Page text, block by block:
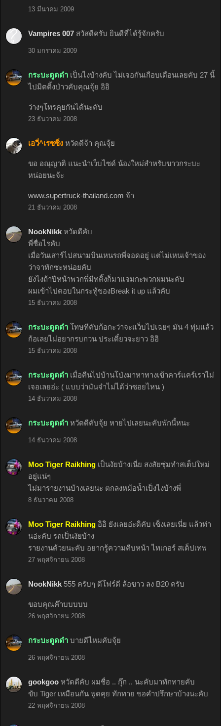
13 มีนาคม 2009
Vampires 007 สวัสดีครับ ยินดีที่ได้รู้จักครับ
30 มกราคม 2009
กระบะตูดดำ เป็นไงบ้างคับ ไม่เจอกันเกือบเดือนเลยคับ 27 นี้
ไปมิตติ้งป่าวคับคุณจุ้ย อิอิ
ว่างๆโทรคุยกันได้นะคับ
23 ธันวาคม 2008
เอวี่^เรซซิ่ง หวัดดีจ้า คุณจุ้ย
ขอ อณุญาติ แนะนำเว็บไซด์ น้องใหม่สำหรับขาวกระบะ
หน่อยนะจ้ะ
www.supertruck-thailand.com จ้า
21 ธันวาคม 2008
NookNikk หวัดดีคับ
พี่ชื่อไรคับ
เมื่อวันเสาร์ไปสนามบินเหนรถพี่จอดอยู่ แต่ไม่เหนเจ้าของ
ว่าจาทักซะหน่อยคับ
ยังไงถ้าปีหน้าพวกพี่มีทติ้งก็มาแจมกะพวกผมนะคับ
ผมเข้าไปตอบในกระทู้ของBreak it up แล้วคับ
15 ธันวาคม 2008
กระบะตูดดำ โทษทีคับก้อกะว่าจะแว็บไปเฉยๆ มัน 4 ทุ่มแล้ว
ก้อเลยไม่อยากรบกวน ประเดี๋ยวจะยาว อิอิ
15 ธันวาคม 2008
กระบะตูดดำ เมื่อคืนไปบ้านโป่งมาหาทางเข้าคาร์แคร์เราไม่
เจอเลยอ่ะ ( แบบว่ามันจําไม่ได้ว่าซอยไหน )
14 ธันวาคม 2008
กระบะตูดดำ หวัดดีคับจุ้ย หายไปเลยนะคับพักนี้หนะ
14 ธันวาคม 2008
Moo Tiger Raikhing เป็นงัยบ้างเนี่ย สงสัยซุ่มทำสเต็ปใหม่
อยู่แน่ๆ
ไม่มารายงานบ้างเลยนะ ตกลงหม้อน้ำเป็งไงบ้างพี่
8 ธันวาคม 2008
Moo Tiger Raikhing อิอิ ยังเลยอ่ะดิคับ เซ็งเลยเนี่ย แล้วท่า
นอ่ะคับ รถเป็นงัยบ้าง
รายงานด้วยนะคับ อยากรู้ความคืบหน้า ไทเกอร์ สเต็ปเทพ
27 พฤศจิกายน 2008
NookNikk 555 ครับๆ ดีโฟร์ดี ล้อขาว ลง B20 ครับ
ขอบคุณค๊าบบบบบ
26 พฤศจิกายน 2008
กระบะตูดดำ บายดีไหมคับจุ้ย
26 พฤศจิกายน 2008
gookgoo หวัดดีคับ ผมชื่อ .. กุ๊ก .. นะคับมาทักทายคับ
ขับ Tiger เหมือนกัน พูดคุย ทักทาย ขอคำปรึกษาบ้างนะคับ
22 พฤศจิกายน 2008